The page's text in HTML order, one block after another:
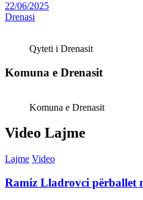
22/06/2025
Drenasi
Qyteti i Drenasit
Komuna e Drenasit
Komuna e Drenasit
Video Lajme
Lajme Video
Ramiz Lladrovci përballet